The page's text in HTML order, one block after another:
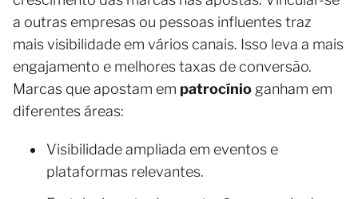
a outras empresas ou pessoas influentes traz
mais visibilidade em vários canais. Isso leva a mais
engajamento e melhores taxas de conversão.
Marcas que apostam em patrocínioganham em
diferentes áreas:
Visibilidade ampliada em eventos e
plataformas relevantes.